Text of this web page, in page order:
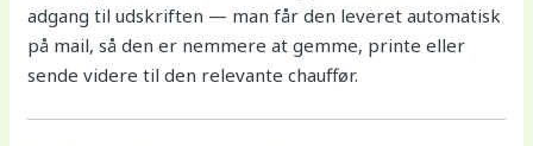
adgang til udskriften — man får den leveret automatisk
på mail, så den er nemmere at gemme, printe eller
sende videre til den relevante chauffør.